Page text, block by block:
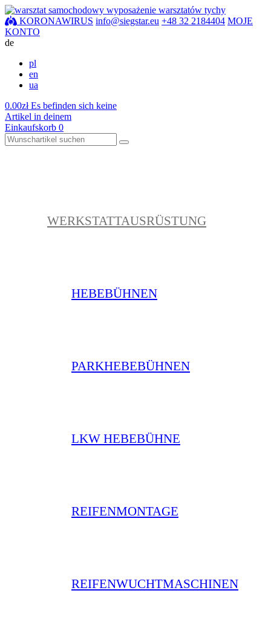
KORONAWIRUS info@siegstar.eu +48 32 2184404 MOJE
KONTO
de
pl
en
ua
0.00zł Es befinden sich keine
Artikel in deinem
Einkaufskorb 0
WERKSTATTAUSRÜSTUNG
HEBEBÜHNEN
PARKHEBEBÜHNEN
LKW HEBEBÜHNE
REIFENMONTAGE
REIFENWUCHTMASCHINEN